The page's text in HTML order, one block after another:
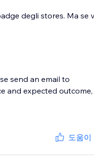
degli stores. Ma se
send an email to
and expected outcome,
도움이